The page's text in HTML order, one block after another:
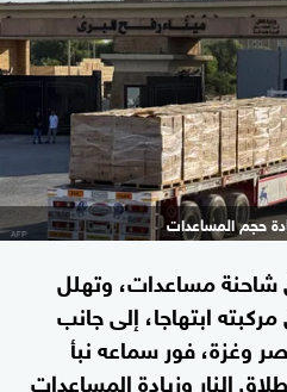
حجم المساعدات
مساعدات، وتهلل
ابتهاجا، إلى جانب
وغزة، فور سماعه نبأ
النار وزيادة المساعدات